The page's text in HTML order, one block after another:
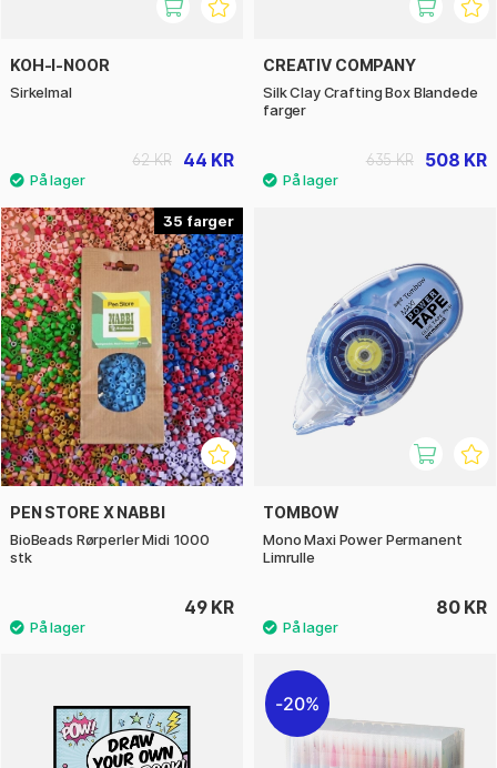
KOH-I-NOOR
Sirkelmal
44 KR
62 KR
CREATIV COMPANY
Silk Clay Crafting Box Blandede
farger
508 KR
635 KR
35
PEN STORE X NABBI
BioBeads Rørperler Midi 1000
stk
49 KR
TOMBOW
Mono Maxi Power Permanent
Limrulle
80 KR
20%